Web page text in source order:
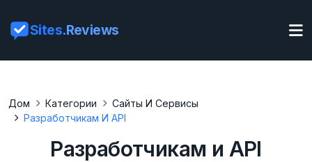
Sites.Reviews
Дом Категории
Сайты И Сервисы
Разработчикам И API
Разработчикам и API